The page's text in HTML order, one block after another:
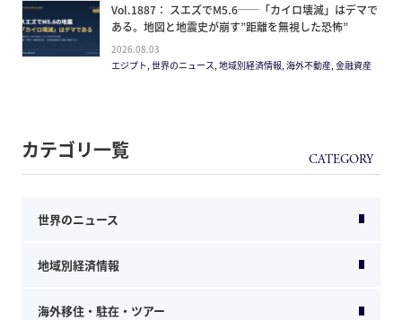
Vol.1887： スエズでM5.6──「カイロ壊滅」はデマで
ある。地図と地震史が崩す”距離を無視した恐怖”
2026.08.03
エジプト, 世界のニュース, 地域別経済情報, 海外不動産, 金融資産
カテゴリ一覧
世界のニュース
地域別経済情報
海外移住・駐在・ツアー